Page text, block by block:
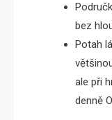
bez
Potah
ale při
denně